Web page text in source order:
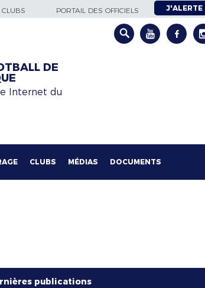
CLUBS PORTAIL DES OFFICIELS J'ALERTE
DE
Internet du
CLUBS MÉDIAS DOCUMENTS
publications